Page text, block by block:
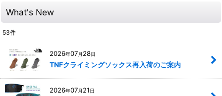
What's New
53件
2026年07月 28日
TNFクライミングソックス再入荷のご案内
2026年07月 21日